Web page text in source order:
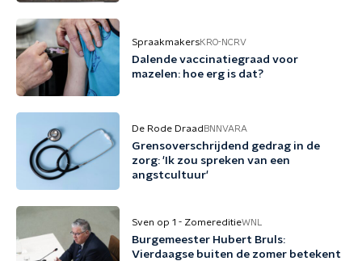
SpraakmakersKRO-NCRV
Dalende vaccinatiegraad voor
mazelen: hoe erg is dat?
De Rode Draad BNNVARA
Grensoverschrijdend gedrag in de
zorg: 'Ik zou spreken van een
angstcultuur'
Sven op 1 - ZomereditieWNL
Burgemeester Hubert Bruls:
Vierdaagse buiten de zomer betekent